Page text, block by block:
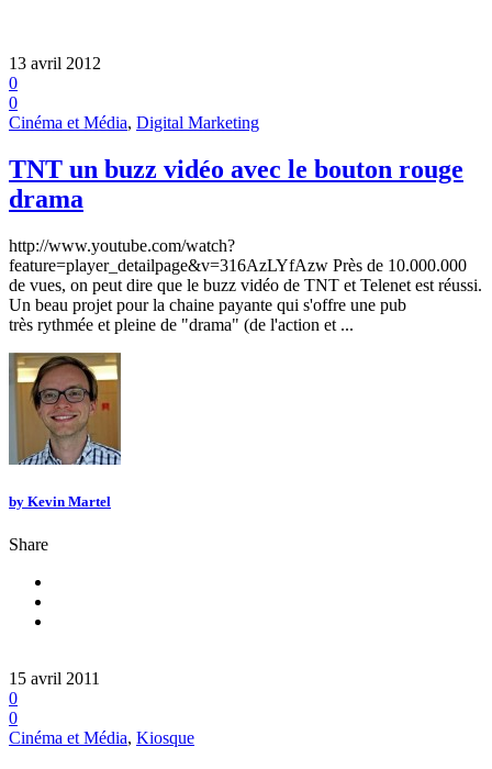
13 avril 2012
0
0
Cinéma et Média, Digital Marketing
TNT un buzz vidéo avec le bouton rouge
drama
http://www.youtube.com/watch?
feature=player_detailpage&v=316AzLYfAzw Près de 10.000.000
de vues, on peut dire que le buzz vidéo de TNT et Telenet est réussi.
Un beau projet pour la chaine payante qui s'offre une pub
très rythmée et pleine de "drama" (de l'action et ...
by Kevin Martel
Share
15 avril 2011
0
0
Cinéma et Média, Kiosque